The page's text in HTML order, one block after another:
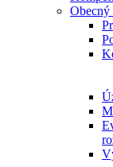
Obecný